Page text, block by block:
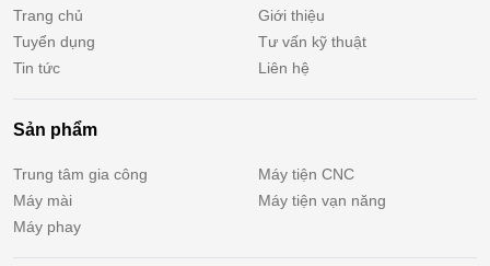
Trang chủ
Giới thiệu
Tuyển dụng
Tư vấn kỹ thuật
Tin tức
Liên hệ
Sản phẩm
Trung tâm gia công
Máy tiện CNC
Máy mài
Máy tiện vạn năng
Máy phay